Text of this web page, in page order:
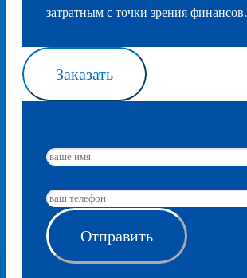
затратным с точки зрения финансов.
Заказать